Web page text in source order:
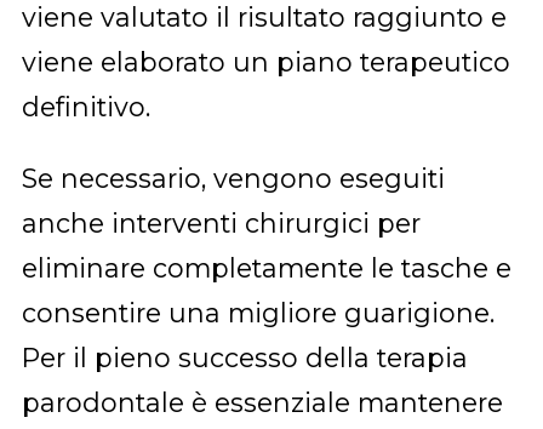
viene valutato il risultato raggiunto e
viene elaborato un piano terapeutico
definitivo.
Se necessario, vengono eseguiti
anche interventi chirurgici per
eliminare completamente le tasche e
consentire una migliore guarigione.
Per il pieno successo della terapia
parodontale è essenziale mantenere